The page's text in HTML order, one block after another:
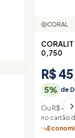
CORAL
CORALIT
0,750
R$
5% de
Ou R$
no cartão